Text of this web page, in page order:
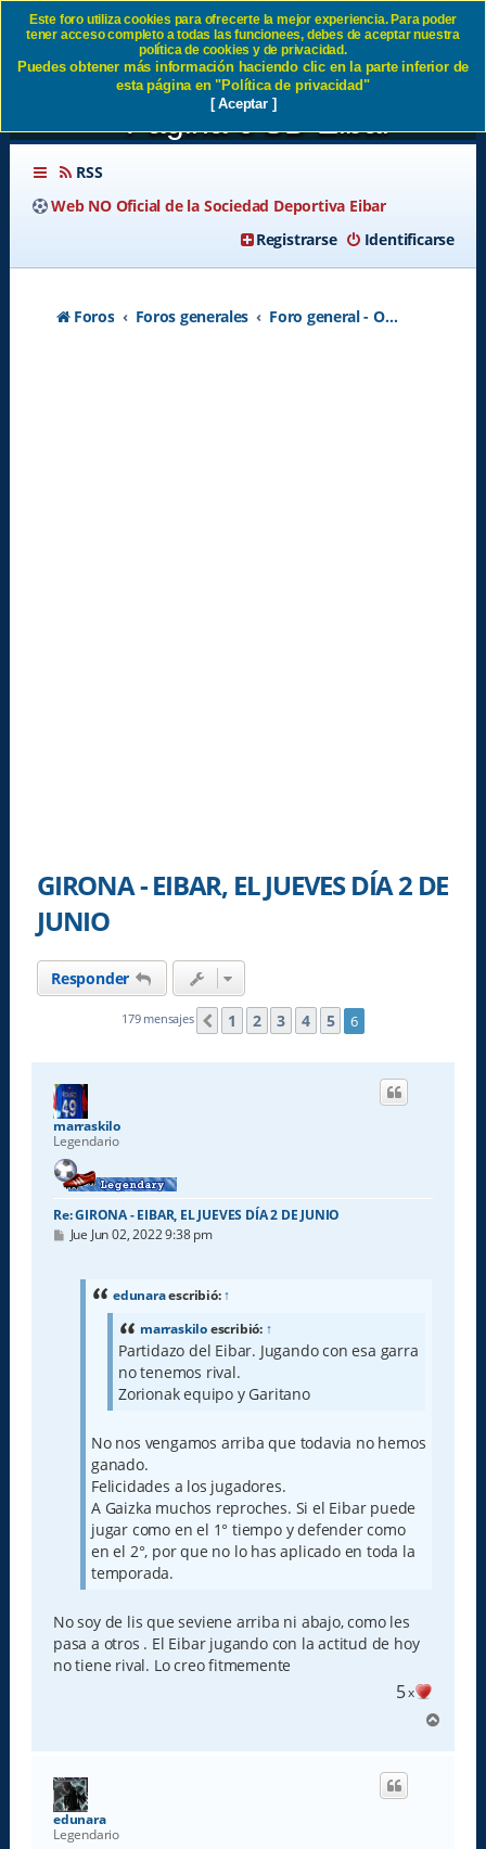
GIRONA - EIBAR, EL
JUEVES DÍA 2 DE JUNIO -
Página 6 SD Eibar
RSS
Web NO Oficial de la Sociedad Deportiva Eibar
Identificarse
Registrarse
Foros Foros generales Foro general - Off topic
GIRONA - EIBAR, EL JUEVES DÍA 2 DE
JUNIO
Responder
179 mensajes Anterior
1 2 3 4 5 6
marraskilo
Legendario
Re: GIRONA - EIBAR, EL JUEVES DÍA 2 DE JUNIO
M
Jue Jun 02, 2022 9:38 pm
edunaraescribió:↑
marraskiloescribió: ↑
Partidazo del Eibar. Jugando con esa garra
no tenemos rival.
Zorionak equipo y Garitano
No nos vengamos arriba que todavia no hemos
ganado.
Felicidades a los jugadores.
A Gaizka muchos reproches. Si el Eibar puede
jugar como en el 1° tiempo y defender como
en el 2°, por que no lo has aplicado en toda la
temporada.
No soy de lis que seviene arriba ni abajo, como les
pasa a otros . El Eibar jugando con la actitud de hoy
no tiene rival. Lo creo fitmemente
5x
r
edunara
Legendario
Este foro utiliza cookies para ofrecerte la mejor experiencia. Para poder
tener acceso completo a todas las funcionees, debes de aceptar nuestra
política de cookies y de privacidad.
Puedes obtener más información haciendo clic en la parte inferior de
esta página en "Política de privacidad"
[ Aceptar ]